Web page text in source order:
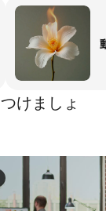
けましょ